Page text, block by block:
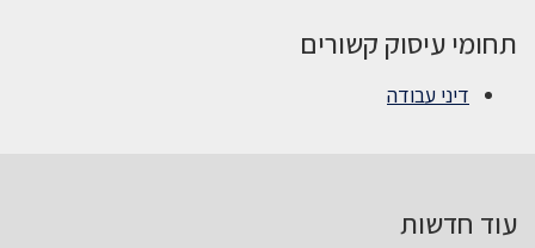
תחומי עיסוק קשורים
דיני עבודה
עוד חדשות